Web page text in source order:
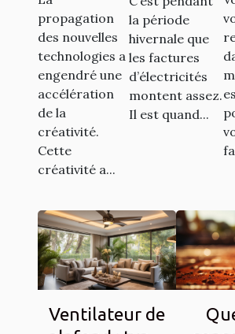
Ternoa
propagation
des nouvelles
technologies a
engendré une
accélération
de la
créativité.
Cette
créativité a...
simples
pour
économiser
de l'argent
la période
hivernale que
les factures
d’électricités
montent assez.
Il est quand...
Ventilateur de